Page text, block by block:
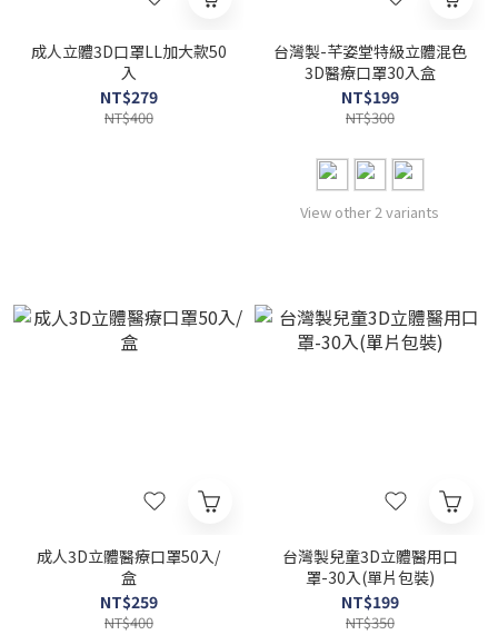
成人立體3D口罩LL加大款50
入
NT$279
NT$400
台灣製-芊姿堂特級立體混色
3D醫療口罩30入盒
NT$199
NT$300
View other 2 variants
成人3D立體醫療口罩50入/
盒
NT$259
NT$400
台灣製兒童3D立體醫用口
罩-30入(單片包裝)
NT$199
NT$350